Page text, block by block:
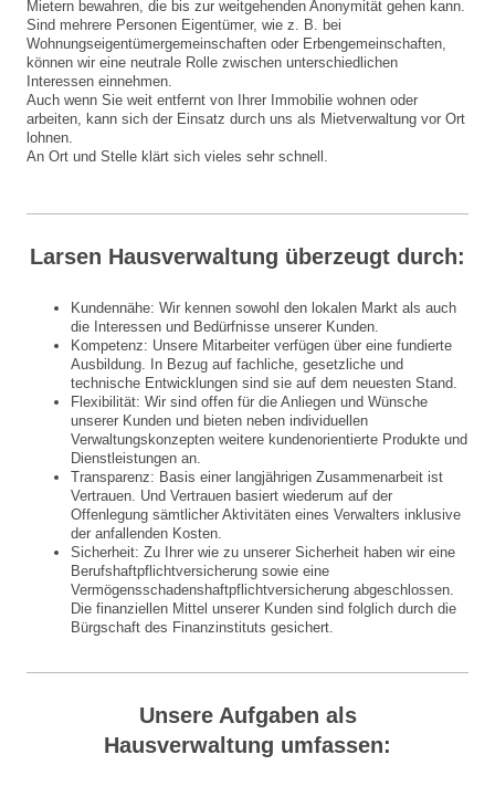
Mietern bewahren, die bis zur weitgehenden Anonymität gehen kann.
Sind mehrere Personen Eigentümer, wie z. B. bei
Wohnungseigentümergemeinschaften oder Erbengemeinschaften,
können wir eine neutrale Rolle zwischen unterschiedlichen
Interessen einnehmen.
Auch wenn Sie weit entfernt von Ihrer Immobilie wohnen oder
arbeiten, kann sich der Einsatz durch uns als Mietverwaltung vor Ort
lohnen.
An Ort und Stelle klärt sich vieles sehr schnell.
Larsen Hausverwaltung überzeugt durch:
Kundennähe: Wir kennen sowohl den lokalen Markt als auch
die Interessen und Bedürfnisse unserer Kunden.
Kompetenz: Unsere Mitarbeiter verfügen über eine fundierte
Ausbildung. In Bezug auf fachliche, gesetzliche und
technische Entwicklungen sind sie auf dem neuesten Stand.
Flexibilität: Wir sind offen für die Anliegen und Wünsche
unserer Kunden und bieten neben individuellen
Verwaltungskonzepten weitere kundenorientierte Produkte und
Dienstleistungen an.
Transparenz: Basis einer langjährigen Zusammenarbeit ist
Vertrauen. Und Vertrauen basiert wiederum auf der
Offenlegung sämtlicher Aktivitäten eines Verwalters inklusive
der anfallenden Kosten.
Sicherheit: Zu Ihrer wie zu unserer Sicherheit haben wir eine
Berufshaftpflichtversicherung sowie eine
Vermögensschadenshaftpflichtversicherung abgeschlossen.
Die finanziellen Mittel unserer Kunden sind folglich durch die
Bürgschaft des Finanzinstituts gesichert.
Unsere Aufgaben als
Hausverwaltung umfassen: